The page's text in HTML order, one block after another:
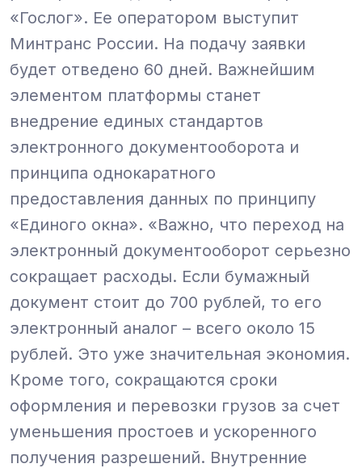
«Гослог». Ее оператором выступит
Минтранс России. На подачу заявки
будет отведено 60 дней. Важнейшим
элементом платформы станет
внедрение единых стандартов
электронного документооборота и
принципа однокаратного
предоставления данных по принципу
«Единого окна». «Важно, что переход на
электронный документооборот серьезно
сокращает расходы. Если бумажный
документ стоит до 700 рублей, то его
электронный аналог – всего около 15
рублей. Это уже значительная экономия.
Кроме того, сокращаются сроки
оформления и перевозки грузов за счет
уменьшения простоев и ускоренного
получения разрешений. Внутренние